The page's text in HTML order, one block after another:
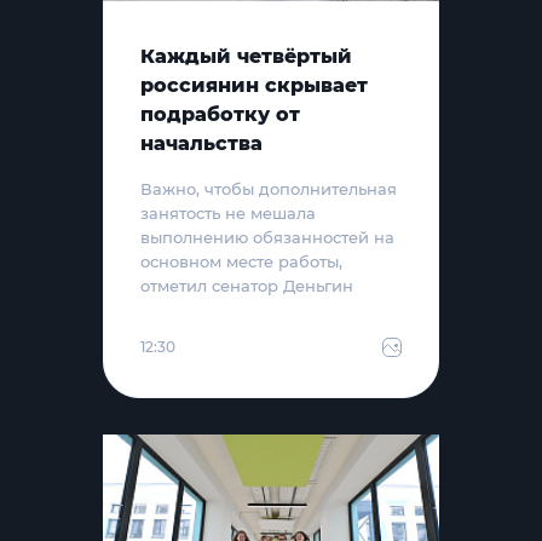
Каждый четвёртый
россиянин скрывает
подработку от
начальства
Важно, чтобы дополнительная
занятость не мешала
выполнению обязанностей на
основном месте работы,
отметил сенатор Деньгин
12:30